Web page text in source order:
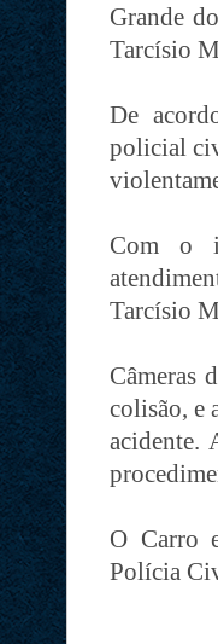
Grande
Tarcísio
De
policial
Com o
Tarcísio
Câmeras
colisão, e
acidente.
O Carro
Polícia